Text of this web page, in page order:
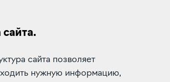
сайта.
сайта позволяет
нужную информацию,